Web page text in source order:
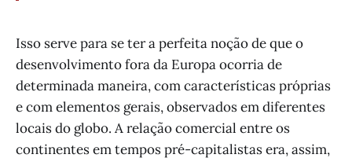
Isso serve para se ter a perfeita noção de que o
desenvolvimento fora da Europa ocorria de
determinada maneira, com características próprias
e com elementos gerais, observados em diferentes
locais do globo. A relação comercial entre os
continentes em tempos pré-capitalistas era, assim,